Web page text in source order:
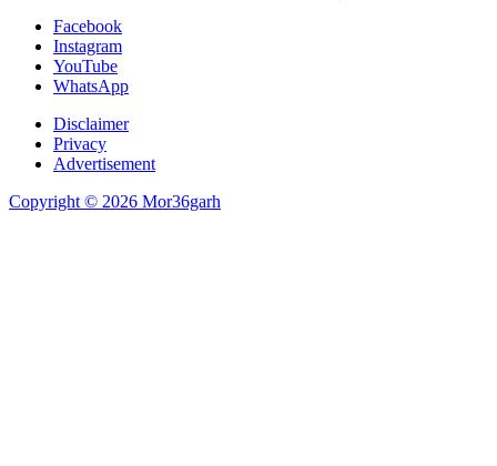
Facebook
Instagram
YouTube
WhatsApp
Disclaimer
Privacy
Advertisement
Copyright © 2026 Mor36garh